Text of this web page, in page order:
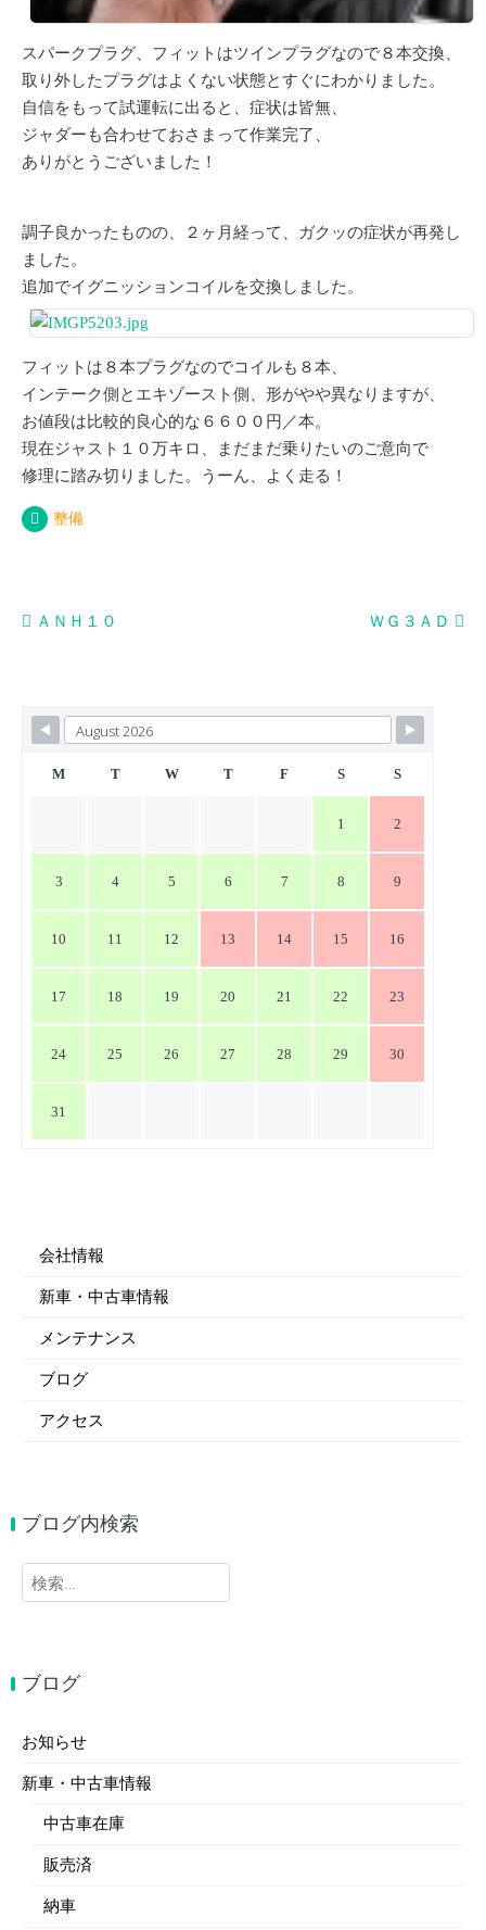
スパークプラグ、フィットはツインプラグなので８本交換、
取り外したプラグはよくない状態とすぐにわかりました。
自信をもって試運転に出ると、症状は皆無、
ジャダーも合わせておさまって作業完了、
ありがとうございました！
調子良かったものの、２ヶ月経って、ガクッの症状が再発し
ました。
追加でイグニッションコイルを交換しました。
フィットは８本プラグなのでコイルも８本、
インテーク側とエキゾースト側、形がやや異なりますが、
お値段は比較的良心的な６６００円／本。
現在ジャスト１０万キロ、まだまだ乗りたいのご意向で
修理に踏み切りました。うーん、よく走る！
整備
投
ビ
ゲ
ＡＮＨ１０ ＷＧ３ＡＤ
M T W T F S S
1 2
3 4 5 6 7 8 9
10 11 12 13 14 15 16
17 18 19 20 21 22 23
24 25 26 27 28 29 30
31
会社情報
新車・中古車情報
メンテナンス
ブログ
アクセス
ブログ内検索
検
索:
ブログ
お知らせ
新車・中古車情報
中古車在庫
販売済
納車